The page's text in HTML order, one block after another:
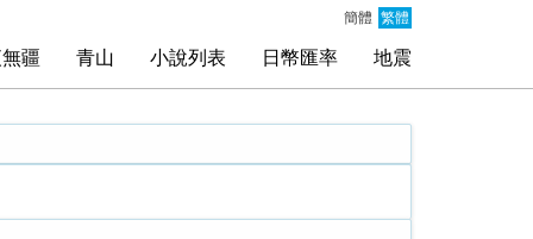
簡體 繁體
疆 青山 小說列表 日幣匯率 地震